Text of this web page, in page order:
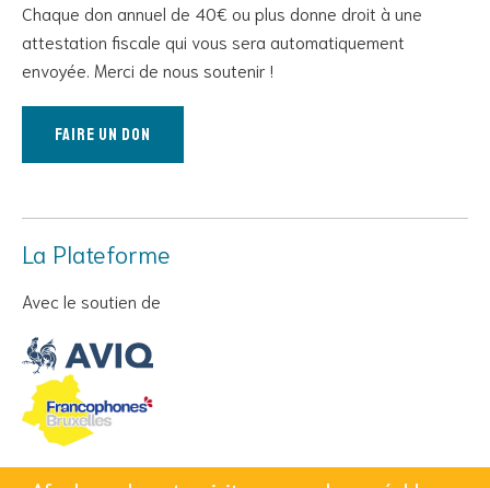
Chaque don annuel de 40€ ou plus donne droit à une
attestation fiscale qui vous sera automatiquement
envoyée. Merci de nous soutenir !
Faire un don
La Plateforme
Avec le soutien de